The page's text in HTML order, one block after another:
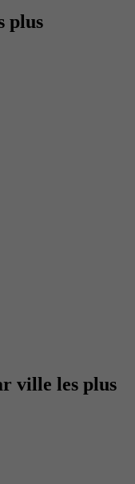
plus
ville les plus